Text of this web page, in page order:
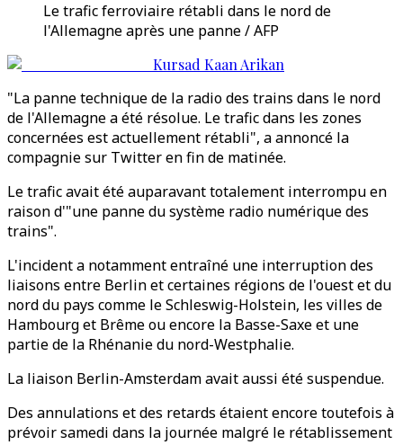
Le trafic ferroviaire rétabli dans le nord de
l'Allemagne après une panne / AFP
Kursad Kaan Arikan
"La panne technique de la radio des trains dans le nord
de l'Allemagne a été résolue. Le trafic dans les zones
concernées est actuellement rétabli", a annoncé la
compagnie sur Twitter en fin de matinée.
Le trafic avait été auparavant totalement interrompu en
raison d'"une panne du système radio numérique des
trains".
L'incident a notamment entraîné une interruption des
liaisons entre Berlin et certaines régions de l'ouest et du
nord du pays comme le Schleswig-Holstein, les villes de
Hambourg et Brême ou encore la Basse-Saxe et une
partie de la Rhénanie du nord-Westphalie.
La liaison Berlin-Amsterdam avait aussi été suspendue.
Des annulations et des retards étaient encore toutefois à
prévoir samedi dans la journée malgré le rétablissement